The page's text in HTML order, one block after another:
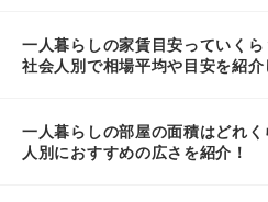
一人暮らしの家賃目安っていく
社会人別で相場平均や目安を紹介
一人暮らしの部屋の面積はどれ
人別におすすめの広さを紹介！